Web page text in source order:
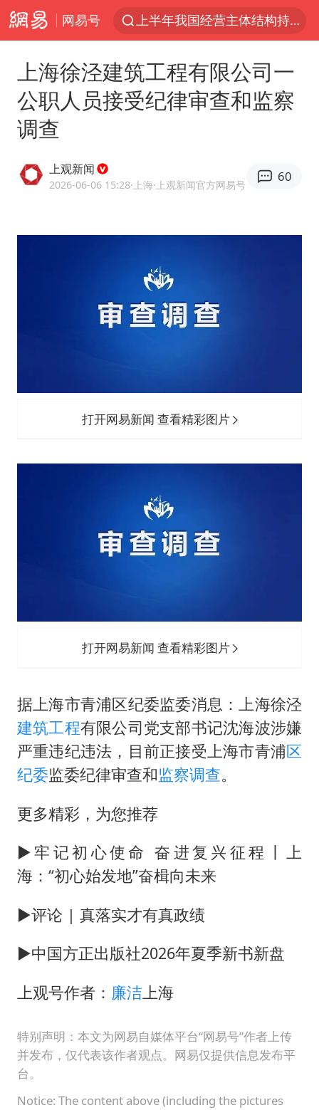
网易号
上半年我国经营主体结构持续优化
上海全域长途客运班次全部停运
今日15时起福州地铁高架区段停运
王艺迪2-4不敌张本美和止步4强
上门女婿出轨女邻居多年被判重婚罪
王传君 《披荆斩棘》
2025年小学教师减少13.19万
王艺迪无缘横滨赛决赛
《龙餐馆》 冲奖
上海徐泾建筑工程有限公司一
公职人员接受纪律审查和监察
调查
上观新闻
2026-06-06 15:28·上海·上观新闻官方网易号
60
打开网易新闻 查看精彩图片
打开网易新闻 查看精彩图片
据上海市青浦区纪委监委消息：上海徐泾
建筑工程有限公司党支部书记沈海波涉嫌
严重违纪违法，目前正接受上海市青浦区
纪委监委纪律审查和监察调查。
更多精彩，为您推荐
▶牢记初心使命 奋进复兴征程丨上
海：“初心始发地”奋楫向未来
▶评论 | 真落实才有真政绩
▶中国方正出版社2026年夏季新书新盘
上观号作者： 廉洁上海
特别声明：本文为网易自媒体平台“网易号”作者上传
并发布，仅代表该作者观点。网易仅提供信息发布平
台。
Notice: The content above (including the pictures